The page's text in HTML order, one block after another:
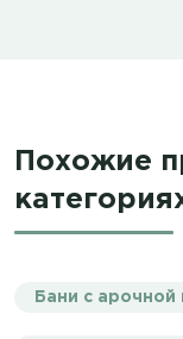
Похожие
Бани с